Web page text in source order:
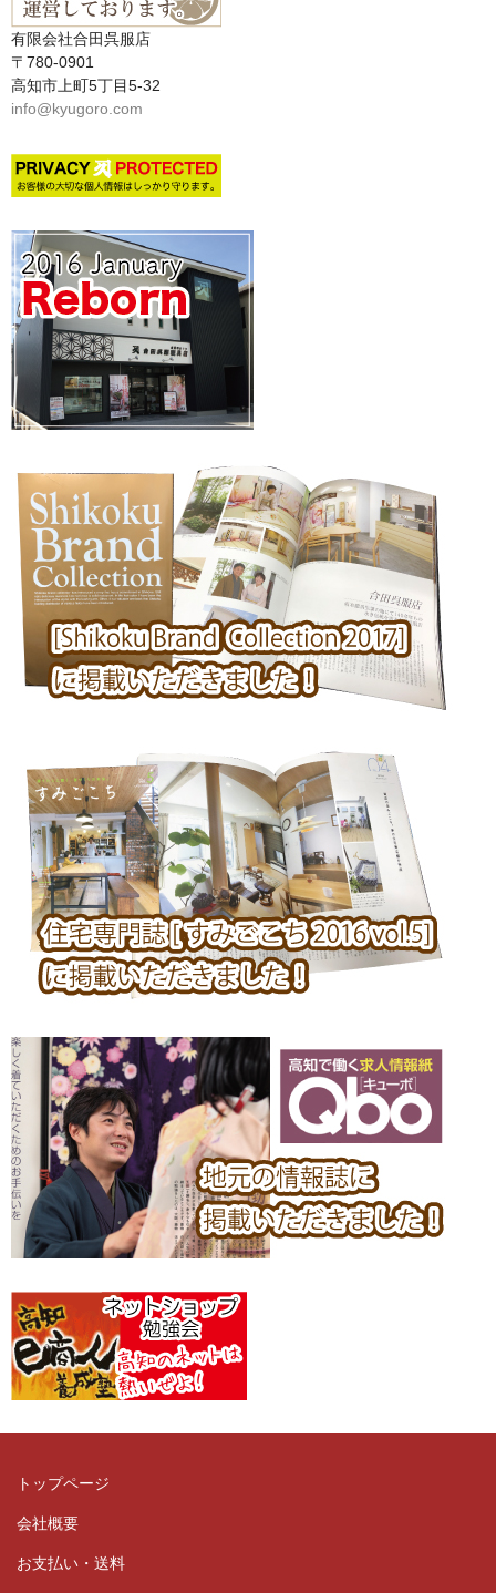
有限会社合田呉服店
〒780-0901
高知市上町5丁目5-32
info@kyugoro.com
トップページ
会社概要
お支払い・送料